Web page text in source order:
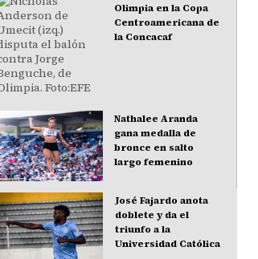
Olimpia en la Copa
Centroamericana de
la Concacaf
Nathalee Aranda
gana medalla de
bronce en salto
largo femenino
José Fajardo anota
doblete y da el
triunfo a la
Universidad Católica